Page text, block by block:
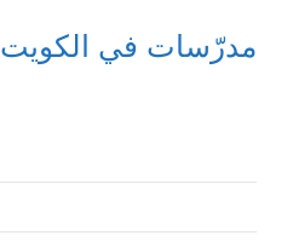
مدرّسات في الكويت